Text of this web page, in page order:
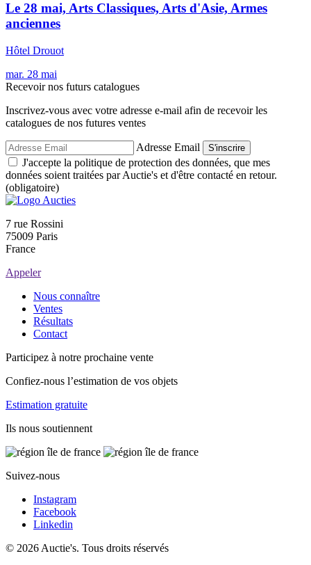
Le 28 mai, Arts Classiques, Arts d'Asie, Armes
anciennes
Hôtel Drouot
mar. 28 mai
Recevoir nos futurs catalogues
Inscrivez-vous avec votre adresse e-mail afin de recevoir les
catalogues de nos futures ventes
Adresse Email S'inscrire
J'accepte la politique de protection des données, que mes
données soient traitées par Auctie's et d'être contacté en retour.
(obligatoire)
7 rue Rossini
75009 Paris
France
Appeler
Nous connaître
Ventes
Résultats
Contact
Participez à notre prochaine vente
Confiez-nous l’estimation de vos objets
Estimation gratuite
Ils nous soutiennent
Suivez-nous
Instagram
Facebook
Linkedin
© 2026 Auctie's. Tous droits réservés